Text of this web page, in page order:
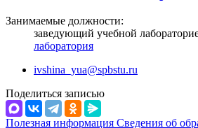
Занимаемые должности:
заведующий учебной
лаборатория
ivshina_yua@spbstu.ru
Поделиться записью
Полезная информация Сведения об